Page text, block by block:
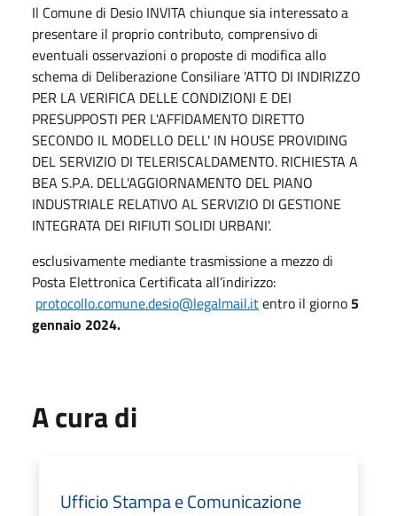
Il Comune di Desio INVITA chiunque sia interessato a
presentare il proprio contributo, comprensivo di
eventuali osservazioni o proposte di modifica allo
schema di Deliberazione Consiliare 'ATTO DI INDIRIZZO
PER LA VERIFICA DELLE CONDIZIONI E DEI
PRESUPPOSTI PER L'AFFIDAMENTO DIRETTO
SECONDO IL MODELLO DELL' IN HOUSE PROVIDING
DEL SERVIZIO DI TELERISCALDAMENTO. RICHIESTA A
BEA S.P.A. DELL'AGGIORNAMENTO DEL PIANO
INDUSTRIALE RELATIVO AL SERVIZIO DI GESTIONE
INTEGRATA DEI RIFIUTI SOLIDI URBANI'.
esclusivamente mediante trasmissione a mezzo di
Posta Elettronica Certificata all’indirizzo:
protocollo.comune.desio@legalmail.itentro il giorno 5
gennaio 2024.
A cura di
Ufficio Stampa e Comunicazione